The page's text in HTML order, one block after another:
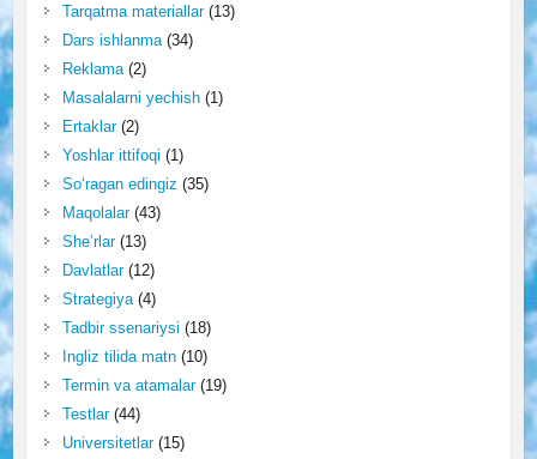
Tarqatma materiallar(13)
Dars ishlanma(34)
Reklama(2)
Masalalarni yechish(1)
Ertaklar(2)
Yoshlar ittifoqi (1)
So‘ragan edingiz (35)
Maqolalar(43)
She’rlar(13)
Davlatlar(12)
Strategiya(4)
Tadbir ssenariysi (18)
Ingliz tilida matn(10)
Termin va atamalar(19)
Testlar(44)
Universitetlar(15)